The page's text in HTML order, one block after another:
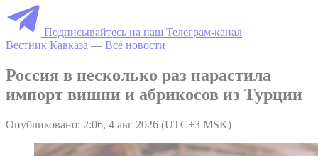
Подписывайтесь на наш Телеграм-канал
Вестник Кавказа — Все новости
Россия в несколько раз нарастила
импорт вишни и абрикосов из Турции
Опубликовано: 2:06, 4 авг 2026 (UTC+3 MSK)